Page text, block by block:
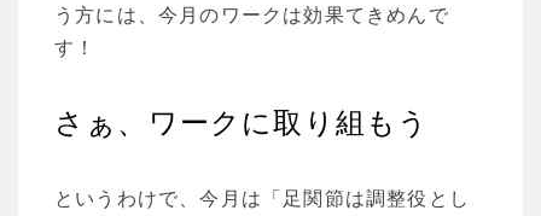
う方には、今月のワークは効果てきめんで
す！
さぁ、ワークに取り組もう
というわけで、今月は「足関節は調整役とし